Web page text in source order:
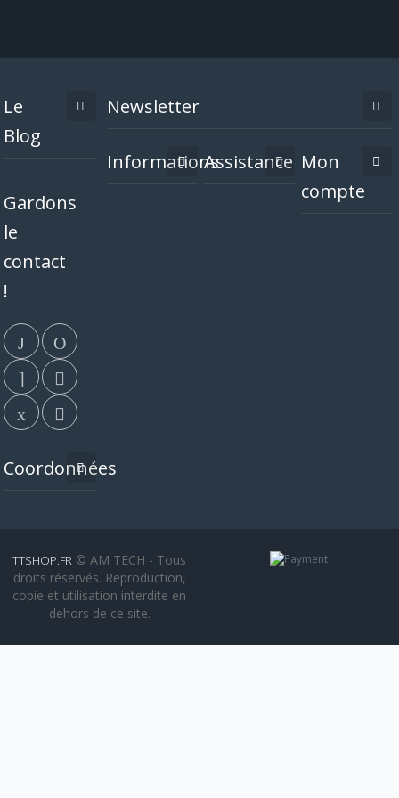
Le
Blog
Gardons
le
contact
!
Coordonnées
Newsletter
InformationsAssistance Mon
compte
TTSHOP.FR © AM TECH - Tous
droits réservés. Reproduction,
copie et utilisation interdite en
dehors de ce site.